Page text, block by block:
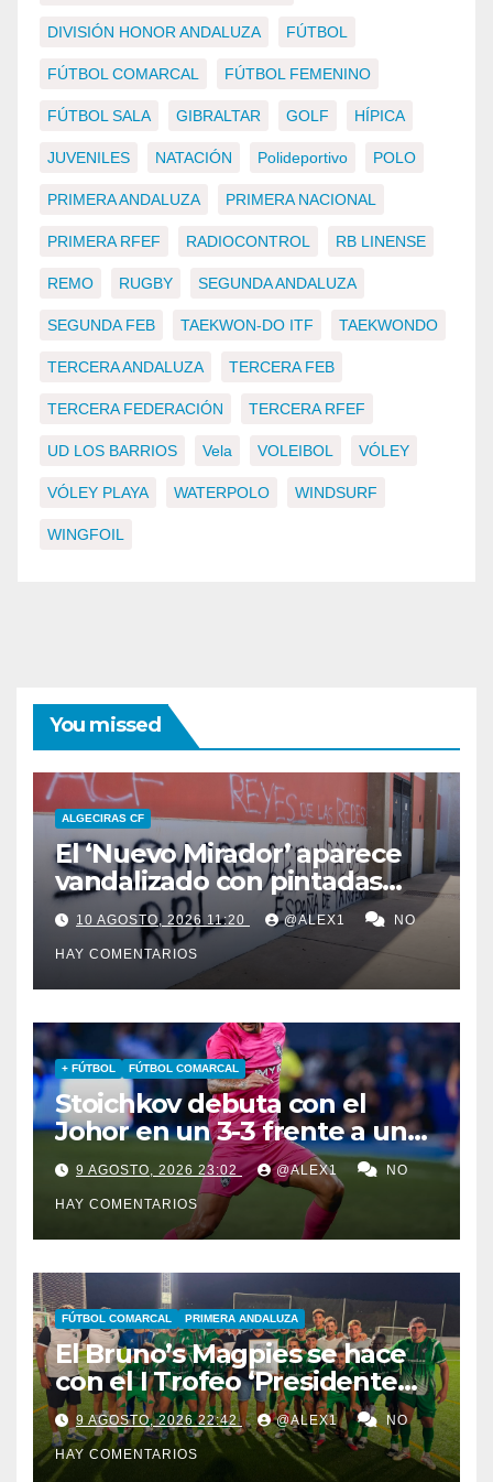
DIVISIÓN HONOR ANDALUZA FÚTBOL
FÚTBOL COMARCAL FÚTBOL FEMENINO
FÚTBOL SALA GIBRALTAR GOLF HÍPICA
JUVENILES NATACIÓN Polideportivo POLO
PRIMERA ANDALUZA PRIMERA NACIONAL
PRIMERA RFEF RADIOCONTROL RB LINENSE
REMO RUGBY SEGUNDA ANDALUZA
SEGUNDA FEB TAEKWON-DO ITF TAEKWONDO
TERCERA ANDALUZA TERCERA FEB
TERCERA FEDERACIÓN TERCERA RFEF
UD LOS BARRIOS Vela VOLEIBOL VÓLEY
VÓLEY PLAYA WATERPOLO WINDSURF
WINGFOIL
You missed
ALGECIRAS CF
El ‘Nuevo Mirador’ aparece
vandalizado con pintadas
contra el Algeciras CF y en
favor de la Real Balompédica
Linense
10 AGOSTO, 2026 11:20 @ALEX1 NO
HAY COMENTARIOS
+ FÚTBOL FÚTBOL COMARCAL
Stoichkov debuta con el
Johor en un 3-3 frente a un
Chelsea de Xabi Alonso… que
iguala gracias al algecireño
Glauder
9 AGOSTO, 2026 23:02 @ALEX1 NO
HAY COMENTARIOS
FÚTBOL COMARCAL PRIMERA ANDALUZA
El Bruno’s Magpies se hace
con el I Trofeo ‘Presidente
Javier Chacón’ ante AD
Taraguilla y el juvenil del
Cádiz CV
9 AGOSTO, 2026 22:42 @ALEX1 NO
HAY COMENTARIOS